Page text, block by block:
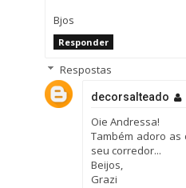
Bjos
Responder
Respostas
decorsalteado
Oie Andressa!
Também adoro
seu corredor...
Beijos,
Grazi